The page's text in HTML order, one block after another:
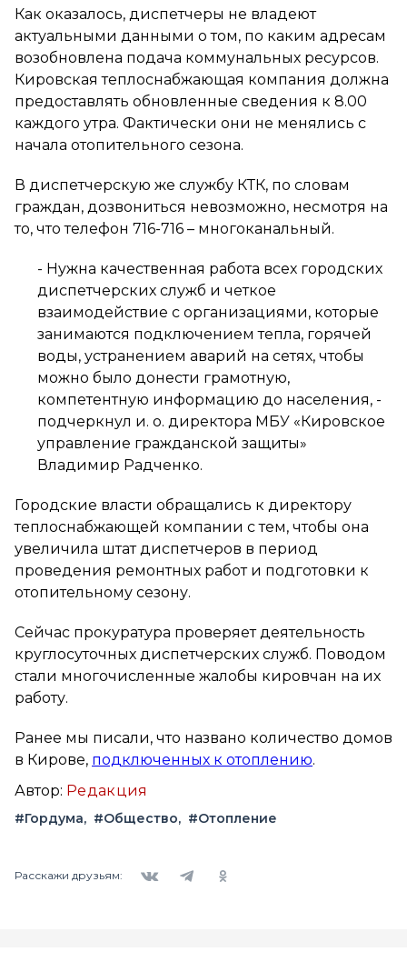
Как оказалось, диспетчеры не владеют
актуальными данными о том, по каким адресам
возобновлена подача коммунальных ресурсов.
Кировская теплоснабжающая компания должна
предоставлять обновленные сведения к 8.00
каждого утра. Фактически они не менялись с
начала отопительного сезона.
В диспетчерскую же службу КТК, по словам
граждан, дозвониться невозможно, несмотря на
то, что телефон 716-716 – многоканальный.
- Нужна качественная работа всех городских
диспетчерских служб и четкое
взаимодействие с организациями, которые
занимаются подключением тепла, горячей
воды, устранением аварий на сетях, чтобы
можно было донести грамотную,
компетентную информацию до населения, -
подчеркнул и. о. директора МБУ «Кировское
управление гражданской защиты»
Владимир Радченко.
Городские власти обращались к директору
теплоснабжающей компании с тем, чтобы она
увеличила штат диспетчеров в период
проведения ремонтных работ и подготовки к
отопительному сезону.
Сейчас прокуратура проверяет деятельность
круглосуточных диспетчерских служб. Поводом
стали многочисленные жалобы кировчан на их
работу.
Ранее мы писали, что названо количество домов
в Кирове, подключенных к отоплению.
Автор: Редакция
#Гордума #Общество #Отопление
Расскажи друзьям: